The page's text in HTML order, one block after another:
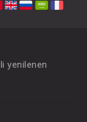
yenilenen